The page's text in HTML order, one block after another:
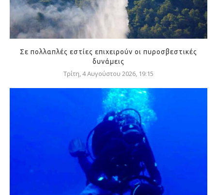
Σε πολλαπλές εστίες επιχειρούν οι πυροσβεστικές
δυνάμεις
Τρίτη, 4 Αυγούστου 2026, 19:15